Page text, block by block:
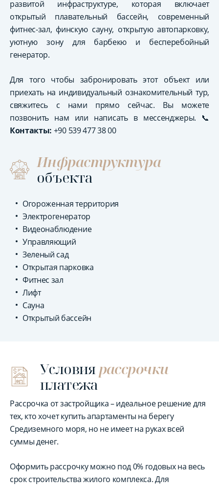
развитой инфраструктуре, которая включает
открытый плавательный бассейн, современный
фитнес-зал, финскую сауну, открытую автопарковку,
уютную зону для барбекю и бесперебойный
генератор.
Для того чтобы забронировать этот объект или
приехать на индивидуальный ознакомительный тур,
свяжитесь с нами прямо сейчас. Вы можете
позвонить нам или написать в мессенджеры. 📞
Контакты: +90 539 477 38 00
Инфраструктура
объекта
Огороженная территория
Электрогенератор
Видеонаблюдение
Управляющий
Зеленый сад
Открытая парковка
Фитнес зал
Лифт
Сауна
Открытый бассейн
Условиярассрочки
платежа
Рассрочка от застройщика – идеальное решение для
тех, кто хочет купить апартаменты на берегу
Средиземного моря, но не имеет на руках всей
суммы денег.
Оформить рассрочку можно под 0% годовых на весь
срок строительства жилого комплекса. Для